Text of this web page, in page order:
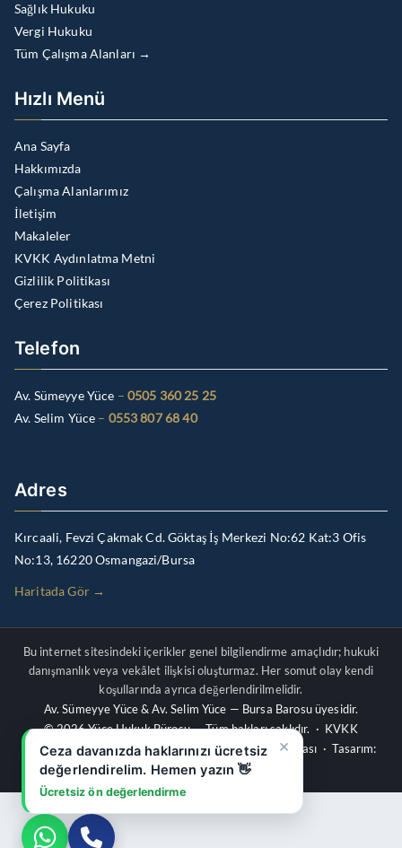
Sağlık Hukuku
Vergi Hukuku
Tüm Çalışma Alanları →
Hızlı Menü
Ana Sayfa
Hakkımızda
Çalışma Alanlarımız
İletişim
Makaleler
KVKK Aydınlatma Metni
Gizlilik Politikası
Çerez Politikası
Telefon
Av. Sümeyye Yüce – 0505 360 25 25
Av. Selim Yüce – 0553 807 68 40
Adres
Kırcaali, Fevzi Çakmak Cd. Göktaş İş Merkezi No:62 Kat:3 Ofis
No:13, 16220 Osmangazi/Bursa
Haritada Gör →
Bu internet sitesindeki içerikler genel bilgilendirme amaçlıdır; hukuki
danışmanlık veya vekâlet ilişkisi oluşturmaz. Her somut olay kendi
koşullarında ayrıca değerlendirilmelidir.
Av. Sümeyye Yüce & Av. Selim Yüce — Bursa Barosu üyesidir.
© 2026 Yüce Hukuk Bürosu — Tüm hakları saklıdır. · KVKK
Aydınlatma Metni·Gizlilik Politikası·Çerez Politikası · Tasarım:
Quant Dijital
×
Ceza davanızda haklarınızı ücretsiz
değerlendirelim. Hemen yazın 👋
Ücretsiz ön değerlendirme